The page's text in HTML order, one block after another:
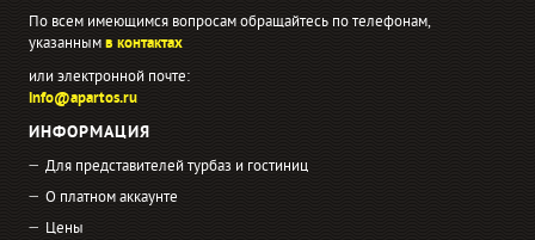
По всем имеющимся вопросам обращайтесь по телефонам,
указаннымв контактах
или электронной почте:
info@apartos.ru
ИНФОРМАЦИЯ
Для представителей турбаз и гостиниц
О платном аккаунте
Цены